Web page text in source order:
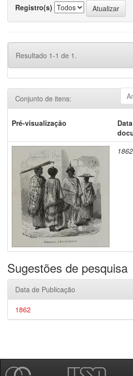
Registro(s)
Resultado 1-1 de 1.
Conjunto de itens:
Pré-visualização
1862
Sugestões de pesquisa
Data de Publicação
1862